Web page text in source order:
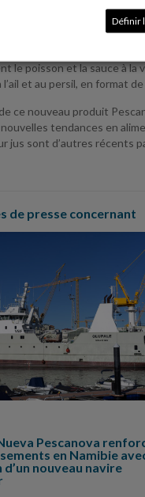
inspirées des recettes
de poisson, le piment de
produits de Pescanova
le poisson et la sauce à la
l’ail et au persil, en format
ce nouveau produit
tendances en
jus sont d’autres récents
de presse concernant
Pescanova
en Namibie
d’un nouveau navire
Définir